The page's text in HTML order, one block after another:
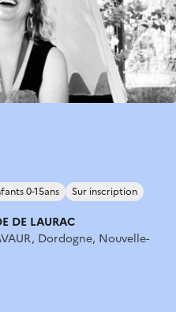
0-15ans Sur inscription
DE LAURAC
Dordogne, Nouvelle-